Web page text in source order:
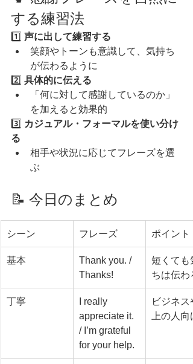
する練習法
1️⃣ 声に出して練習する
笑顔やトーンも意識して、気持ち
が伝わるように
2️⃣ 具体的に伝える
「何に対して感謝しているのか」
を加えると効果的
3️⃣ カジュアル・フォーマルを使い分け
る
相手や状況に応じてフレーズを選
ぶ
📝 今日のまとめ
シーン フレーズ ポイント
基本
Thank you. /
Thanks!
短くても
ちは伝わ
丁寧
I really
appreciate it.
/ I’m grateful
for your help.
ビジネス
上の人向